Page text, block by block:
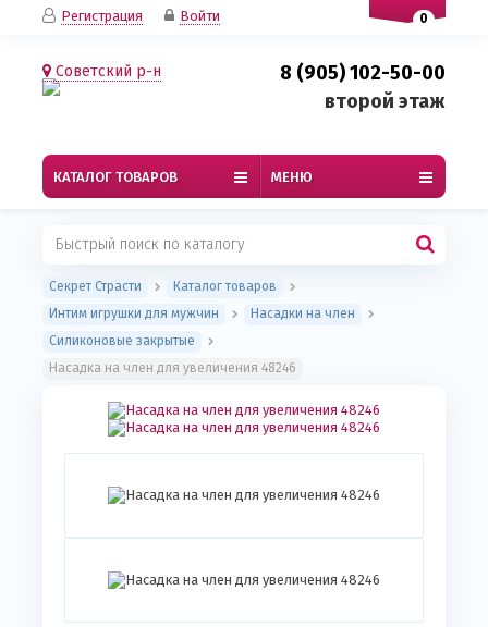
8 (905) 102-50-00
второй этаж
Советский р-н
Регистрация Войти
КАТАЛОГ ТОВАРОВ МЕНЮ
Секрет Страсти
Каталог товаров
Интим игрушки для мужчин
Насадки на член
Силиконовые закрытые
Насадка на член для увеличения 48246
0